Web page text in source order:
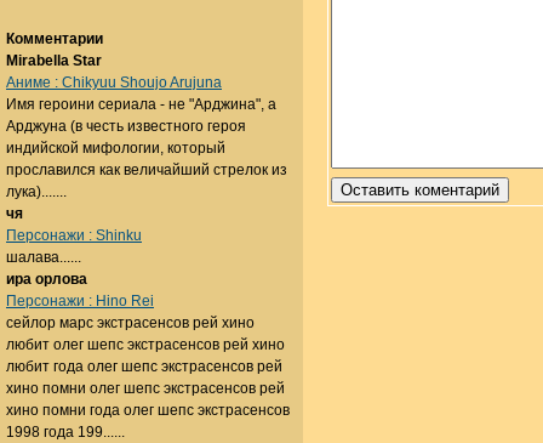
Комментарии
Mirabella Star
Аниме : Chikyuu Shoujo Arujuna
Имя героини сериала - не "Арджина", а
Арджуна (в честь известного героя
индийской мифологии, который
прославился как величайший стрелок из
лука).......
чя
Персонажи : Shinku
шалава......
ира орлова
Персонажи : Hino Rei
сейлор марс экстрасенсов рей хино
любит олег шепс экстрасенсов рей хино
любит года олег шепс экстрасенсов рей
хино помни олег шепс экстрасенсов рей
хино помни года олег шепс экстрасенсов
1998 года 199......